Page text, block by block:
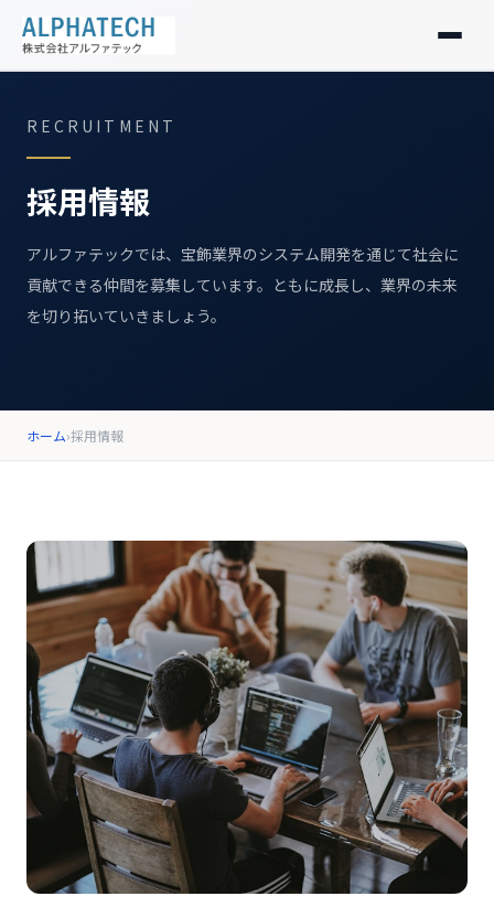
私たちの想い
お知らせ
RECRUITMENT
採用情報
アルファテックでは、宝飾業界のシステム開発を通じて社会に
貢献できる仲間を募集しています。ともに成長し、業界の未来
を切り拓いていきましょう。
ホーム›採用情報